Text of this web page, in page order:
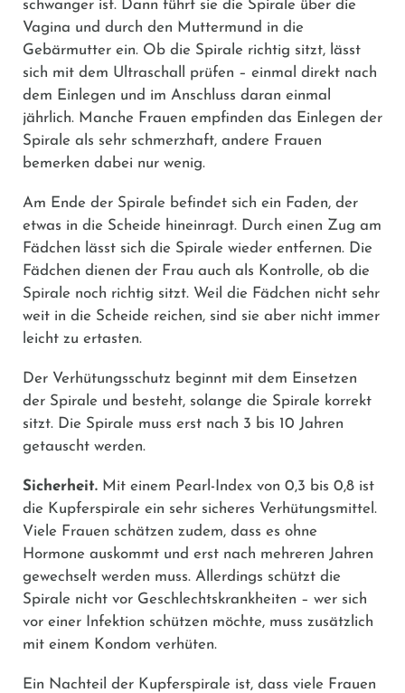
schwanger ist. Dann führt sie die Spirale über die
Vagina und durch den Muttermund in die
Gebärmutter ein. Ob die Spirale richtig sitzt, lässt
sich mit dem Ultraschall prüfen – einmal direkt nach
dem Einlegen und im Anschluss daran einmal
jährlich. Manche Frauen empfinden das Einlegen der
Spirale als sehr schmerzhaft, andere Frauen
bemerken dabei nur wenig.
Am Ende der Spirale befindet sich ein Faden, der
etwas in die Scheide hineinragt. Durch einen Zug am
Fädchen lässt sich die Spirale wieder entfernen. Die
Fädchen dienen der Frau auch als Kontrolle, ob die
Spirale noch richtig sitzt. Weil die Fädchen nicht sehr
weit in die Scheide reichen, sind sie aber nicht immer
leicht zu ertasten.
Der Verhütungsschutz beginnt mit dem Einsetzen
der Spirale und besteht, solange die Spirale korrekt
sitzt. Die Spirale muss erst nach 3 bis 10 Jahren
getauscht werden.
Sicherheit. Mit einem Pearl-Index von 0,3 bis 0,8 ist
die Kupferspirale ein sehr sicheres Verhütungsmittel.
Viele Frauen schätzen zudem, dass es ohne
Hormone auskommt und erst nach mehreren Jahren
gewechselt werden muss. Allerdings schützt die
Spirale nicht vor Geschlechtskrankheiten – wer sich
vor einer Infektion schützen möchte, muss zusätzlich
mit einem Kondom verhüten.
Ein Nachteil der Kupferspirale ist, dass viele Frauen